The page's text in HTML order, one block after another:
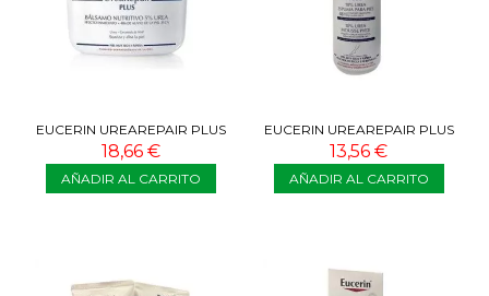
EUCERIN UREAREPAIR PLUS
BÁLSAMO NUTRITIVO 5% UREA
450 ML
18,66 €
AÑADIR AL CARRITO
EUCERIN UREAREPAIR PLUS
10% ESPUMA PIES 150 ML
13,56 €
AÑADIR AL CARRITO